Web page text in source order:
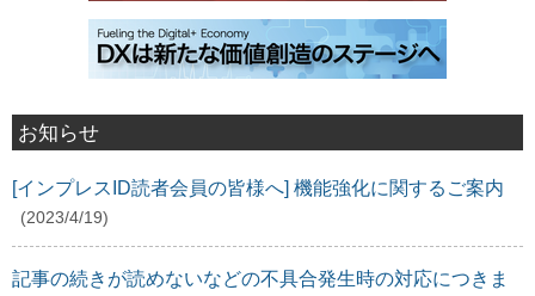
お知らせ
[インプレスID読者会員の皆様へ] 機能強化に関するご案内
(2023/4/19)
記事の続きが読めないなどの不具合発生時の対応につきま